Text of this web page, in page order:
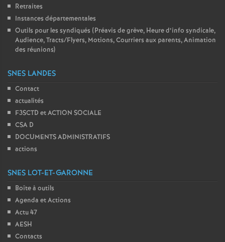
Retraites
Instances départementales
Outils pour les syndiqués (Préavis de grève, Heure d’info syndicale,
Audience, Tracts/Flyers, Motions, Courriers aux parents, Animation
des réunions)
SNES LANDES
Contact
actualités
F3SCTD et ACTION SOCIALE
CSA D
DOCUMENTS ADMINISTRATIFS
actions
SNES LOT-ET-GARONNE
Boîte à outils
Agenda et Actions
Actu 47
AESH
Contacts